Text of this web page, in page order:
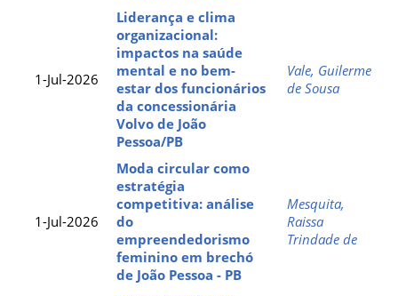
1-Jul-2026
Liderança e clima
organizacional:
impactos na saúde
mental e no bem-
estar dos funcionários
da concessionária
Volvo de João
Pessoa/PB
Vale, Guilerme
de Sousa
1-Jul-2026
Moda circular como
estratégia
competitiva: análise
do
empreendedorismo
feminino em brechó
de João Pessoa - PB
Mesquita,
Raissa
Trindade de